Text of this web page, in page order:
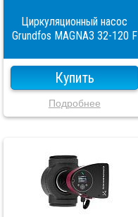
Циркуляционный насос
Grundfos MAGNA3 32-120 F
Купить
Подробнее